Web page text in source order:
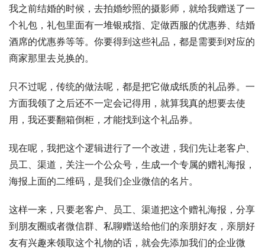
我之前结婚的时候，去拍婚纱照的摄影师，就给我赠送了一
个礼包，礼包里面有一堆银戒指、定做西服的优惠券、结婚
酒席的优惠券等等。你要得到这些礼品，都是需要到对应的
商家那里去兑换的。
只不过呢，传统的做法呢，都是把它做成纸质的礼品券。一
方面我领了之后还不一定会记得用，就算我真的想要去使
用，我还要翻箱倒柜，才能找到这个礼品券。
现在呢，我把这个逻辑进行了一个改进，我们先让老客户、
员工、渠道，关注一个公众号，生成一个专属的赠礼海报，
海报上面的二维码，是我们企业微信的名片。
这样一来，只要老客户、员工、渠道把这个赠礼海报，分享
到朋友圈或者微信群、私聊赠送给他们的亲朋好友，亲朋好
友有兴趣来领取这个礼物的话，就会先添加我们的企业微